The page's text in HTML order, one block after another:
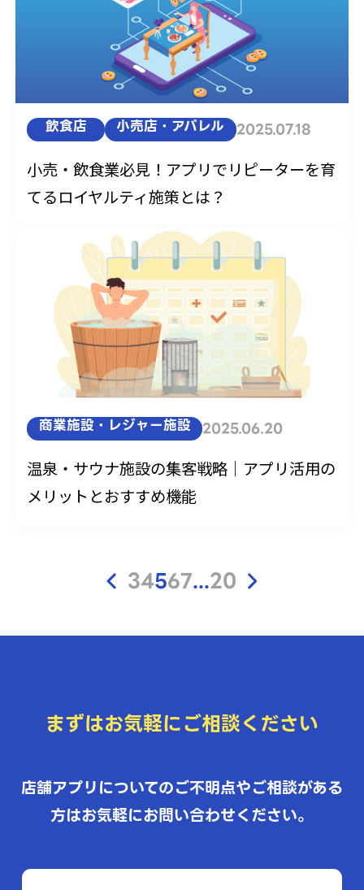
飲食店 小売店・アパレル 2025.07.18
小売・飲食業必見！アプリでリピーターを育
てるロイヤルティ施策とは？
商業施設・レジャー施設 2025.06.20
温泉・サウナ施設の集客戦略｜アプリ活用の
メリットとおすすめ機能
< 34567... >
20
まずはお気軽にご相談ください
店舗アプリについてのご不明点やご相談がある
方はお気軽にお問い合わせください。